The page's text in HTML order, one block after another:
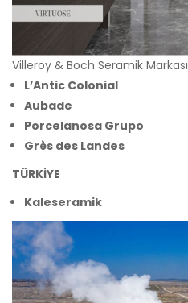
Villeroy & Boch Seramik Markası
L’Antic Colonial
Aubade
Porcelanosa Grupo
Grès des Landes
TÜRKİYE
Kaleseramik